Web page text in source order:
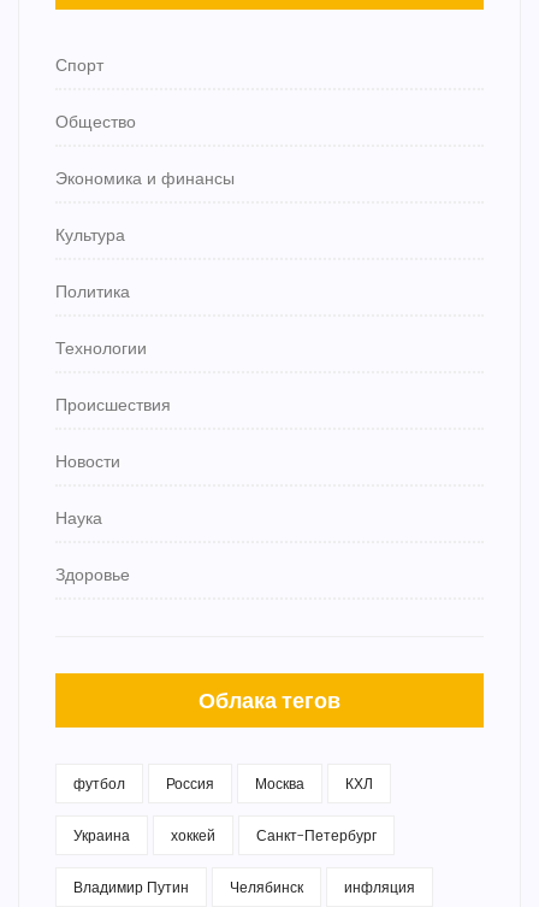
Спорт
Общество
Экономика и финансы
Культура
Политика
Технологии
Происшествия
Новости
Наука
Здоровье
Облака тегов
футбол Россия Москва КХЛ
Украина хоккей Санкт-Петербург
Владимир Путин Челябинск инфляция